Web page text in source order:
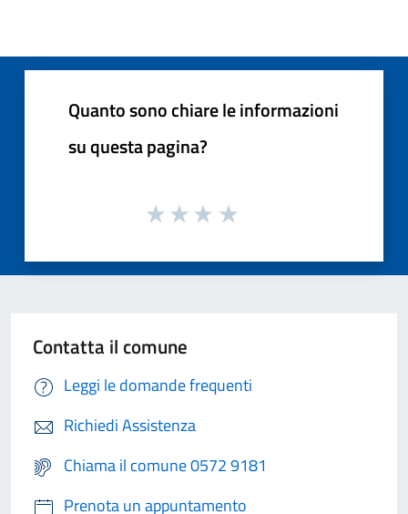
Quanto sono chiare le informazioni
su questa pagina?
Contatta il comune
Leggi le domande frequenti
Richiedi Assistenza
Chiama il comune 0572 9181
Prenota un appuntamento